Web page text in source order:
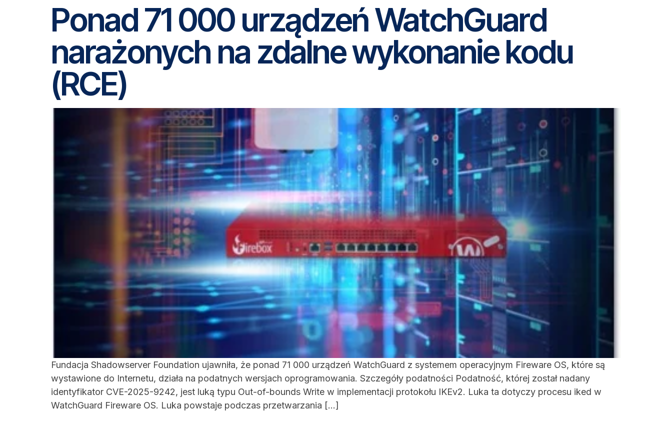
Ponad 71 000 urządzeń WatchGuard
narażonych na zdalne wykonanie kodu
(RCE)
Fundacja Shadowserver Foundation ujawniła, że ponad 71 000 urządzeń WatchGuard z systemem operacyjnym Fireware OS, które są
wystawione do Internetu, działa na podatnych wersjach oprogramowania. Szczegóły podatności Podatność, której został nadany
identyfikator CVE-2025-9242, jest luką typu Out-of-bounds Write w implementacji protokołu IKEv2. Luka ta dotyczy procesu iked w
WatchGuard Fireware OS. Luka powstaje podczas przetwarzania […]